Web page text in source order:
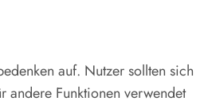
auf. Nutzer sollten sich
andere Funktionen verwendet